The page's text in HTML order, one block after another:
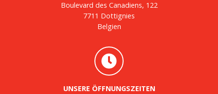
Boulevard des Canadiens, 122
7711 Dottignies
Belgien
UNSERE ÖFFNUNGSZEITEN